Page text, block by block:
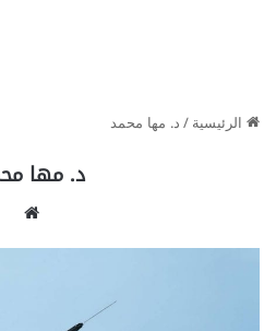
الرئيسية/د. مها محمد
د. مها